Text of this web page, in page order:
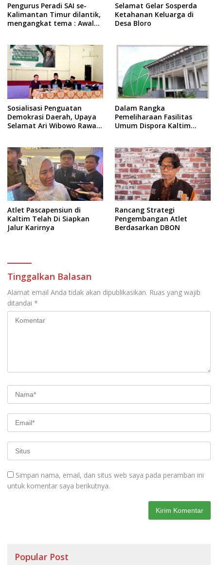
Pengurus Peradi SAI se-
Kalimantan Timur dilantik,
mengangkat tema : Awal
Selamat Gelar Sosperda
Ketahanan Keluarga di
Desa Bloro
Sosialisasi Penguatan
Demokrasi Daerah, Upaya
Selamat Ari Wibowo Rawat
Dalam Rangka
Pemeliharaan Fasilitas
Umum Dispora Kaltim
Atlet Pascapensiun di
Kaltim Telah Di Siapkan
Jalur Karirnya
Rancang Strategi
Pengembangan Atlet
Berdasarkan DBON
Tinggalkan Balasan
Alamat email Anda tidak akan dipublikasikan. Ruas yang wajib
ditandai *
Simpan nama, email, dan situs web saya pada peramban ini
untuk komentar saya berikutnya.
Popular Post